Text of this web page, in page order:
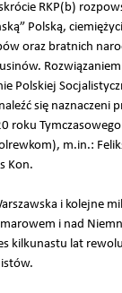
RKP(b)
Polską,
oraz bratnich
Polskiej
się naznaczeni
roku
m.in.:
Kon.
i kolejne
i nad
kilkunastu lat